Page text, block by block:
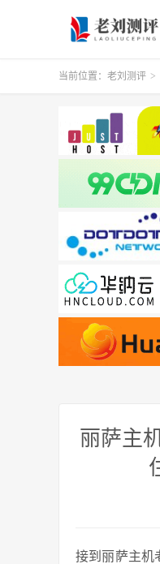
当前位置： 老刘测评 >
丽萨主
接到丽萨主机